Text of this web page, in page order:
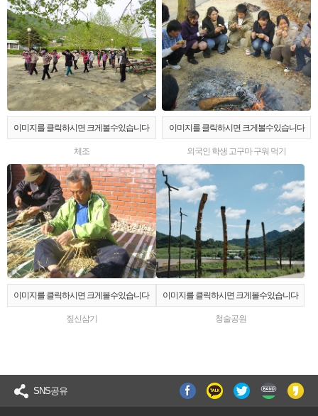
이미지를 클릭하시면 크게볼수있습니다
체조
이미지를 클릭하시면 크게볼수있습니다
외국인 학생 고구마 구워 먹기
이미지를 클릭하시면 크게볼수있습니다
짚신삼기
이미지를 클릭하시면 크게볼수있습니다
청술공원
SNS공유